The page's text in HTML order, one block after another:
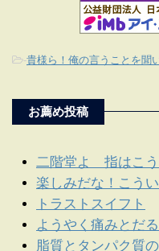
-貴様ら！俺の言うことを聞
お薦め投稿
二階堂よ 指はこ
楽しみだな！こう
トラストスイフト
ようやく痛みとだ
脂質とタンパク質